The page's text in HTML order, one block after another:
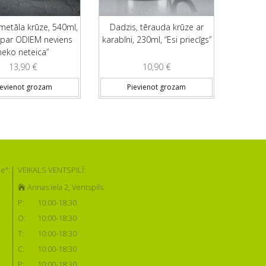
krūze, 540ml,
ODIEM neviens
neteica”
13,90 €
grozam
Dadzis, tērauda krūze ar
karabīni, 230ml, “Esi priecīgs”
10,90 €
Pievienot grozam
VEIKALS VENTSPILĪ:
Annas iela 2, Ventspils
P:
10:00-18:30
O:
10:00-18:30
T:
10:00-18:30
C:
10:00-18:30